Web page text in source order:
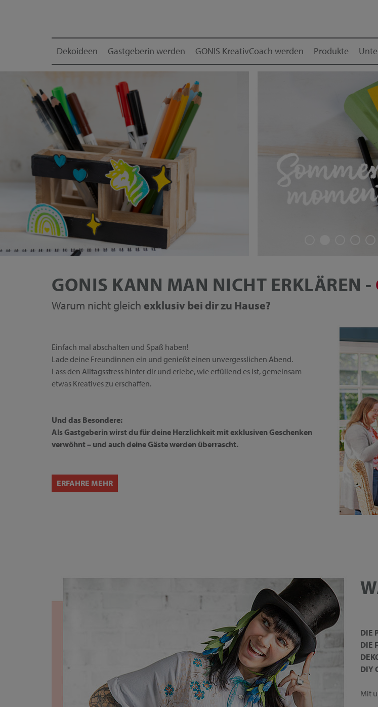
Dekoideen Gastgeberin werden GONIS KreativCoach werden Produkte
GONIS KANN MAN NICHT ERKLÄREN -
Warum nicht gleich exklusiv bei dir zu Hause?
Einfach mal abschalten und Spaß haben!
Lade deine Freundinnen ein und genießt einen unvergesslichen Abend.
Lass den Alltagsstress hinter dir und erlebe, wie erfüllend es ist, gemeinsam
etwas Kreatives zu erschaffen.
Und das Besondere:
Als Gastgeberin wirst du für deine Herzlichkeit mit exklusiven Geschenken
verwöhnt – und auch deine Gäste werden überrascht.
ERFAHRE MEHR
DIE
DIE
DIY
Mit